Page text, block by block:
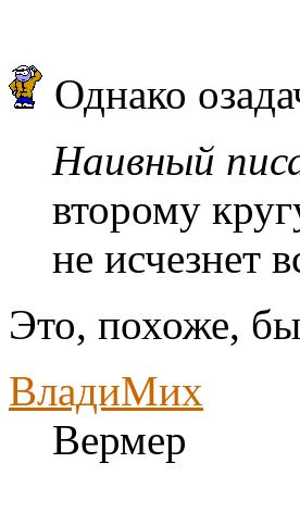
Однако
Наивный
второму
не исчезнет
Это, похоже,
ВладиМих
Вермер